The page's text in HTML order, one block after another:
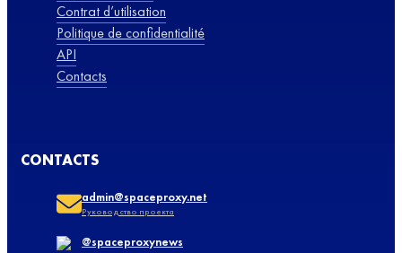
Contrat d’utilisation
Politique de confidentialité
API
Contacts
CONTACTS
admin@spaceproxy.net
Руководство проекта
@spaceproxynews